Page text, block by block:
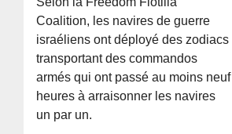
Coalition, les navires de guerre
israéliens ont déployé des zodiacs
transportant des commandos
armés qui ont passé au moins neuf
heures à arraisonner les navires
un par un.